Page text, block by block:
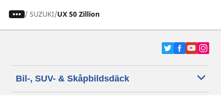
/ SUZUKI UX 50 Zillion
Bil-, SUV- & Skåpbildsdäck